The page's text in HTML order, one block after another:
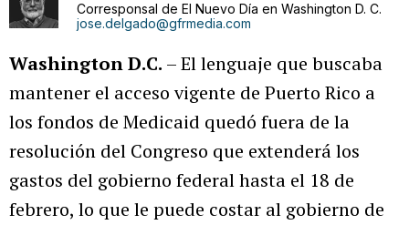
Corresponsal de El Nuevo Día en Washington D. C.
jose.delgado@gfrmedia.com
Washington D.C. – El lenguaje que buscaba
mantener el acceso vigente de Puerto Rico a
los fondos de Medicaid quedó fuera de la
resolución del Congreso que extenderá los
gastos del gobierno federal hasta el 18 de
febrero, lo que le puede costar al gobierno de